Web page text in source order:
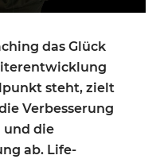
das Glück
steht, zielt
Verbesserung
und die
ab. Life-